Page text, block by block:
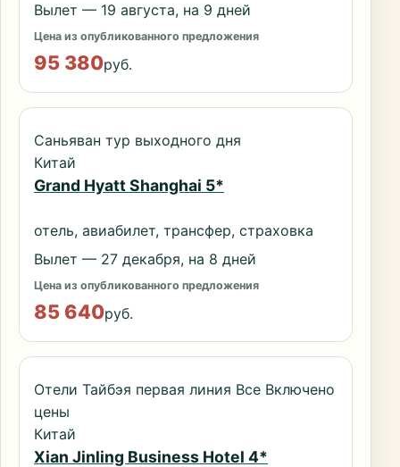
Вылет — 19 августа, на 9 дней
Цена из опубликованного предложения
95 380руб.
Саньяван тур выходного дня
Китай
Grand Hyatt Shanghai 5*
отель, авиабилет, трансфер, страховка
Вылет — 27 декабря, на 8 дней
Цена из опубликованного предложения
85 640руб.
Отели Тайбэя первая линия Все Включено
цены
Китай
Xian Jinling Business Hotel 4*